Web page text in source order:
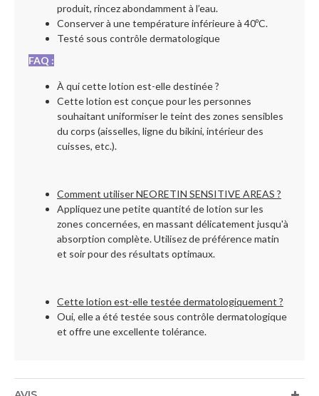
produit, rincez abondamment à l’eau.
Conserver à une température inférieure à 40ºC.
Testé sous contrôle dermatologique
FAQ :
À qui cette lotion est-elle destinée ?
Cette lotion est conçue pour les personnes
souhaitant uniformiser le teint des zones sensibles
du corps (aisselles, ligne du bikini, intérieur des
cuisses, etc.).
Comment utiliser NEORETIN SENSITIVE AREAS ?
Appliquez une petite quantité de lotion sur les
zones concernées, en massant délicatement jusqu'à
absorption complète. Utilisez de préférence matin
et soir pour des résultats optimaux.
Cette lotion est-elle testée dermatologiquement ?
Oui, elle a été testée sous contrôle dermatologique
et offre une excellente tolérance.